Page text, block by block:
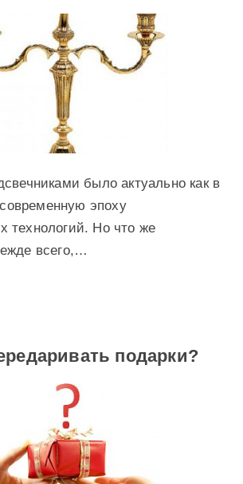
было актуально как в
эпоху
технологий. Но что же
всего,…
подарки?